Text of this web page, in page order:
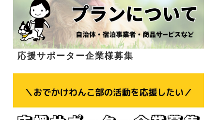
応援サポーター企業様募集